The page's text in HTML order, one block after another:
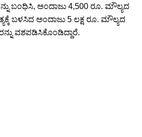
ಬಂಧಿಸಿ, ಅಂದಾಜು 4,500 ರೂ. ಮೌಲ್ಯದ
ಬಳಸಿದ ಅಂದಾಜು 5 ಲಕ್ಷ ರೂ. ಮೌಲ್ಯದ
ವಶಪಡಿಸಿಕೊಂಡಿದ್ದಾರೆ.